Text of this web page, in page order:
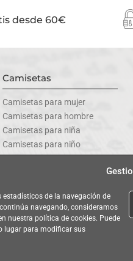
de la navegación de
navegando, consideramos
nuestra política de cookies. Puede
lugar para modificar sus
desde 60€
Camisetas
Camisetas para mujer
Camisetas para hombre
Camisetas para niña
Camisetas para niño
Camisetas para bebé
y Aviso Legal|Condiciones